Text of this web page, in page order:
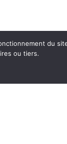
du
ou tiers.